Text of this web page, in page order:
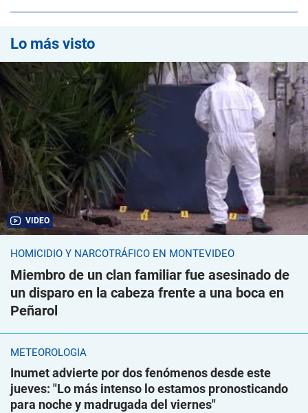
Lo más visto
VIDEO
HOMICIDIO Y NARCOTRÁFICO EN MONTEVIDEO
Miembro de un clan familiar fue asesinado de
un disparo en la cabeza frente a una boca en
Peñarol
METEOROLOGÍA
Inumet advierte por dos fenómenos desde este
jueves: "Lo más intenso lo estamos pronosticando
para noche y madrugada del viernes"